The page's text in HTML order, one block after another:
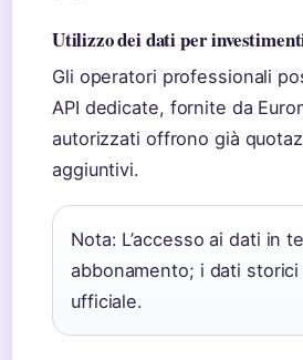
Utilizzo dei dati per
Gli operatori professionali
API dedicate, fornite da
autorizzati offrono già
aggiuntivi.
Nota: L’accesso ai dati in
abbonamento; i dati
ufficiale.